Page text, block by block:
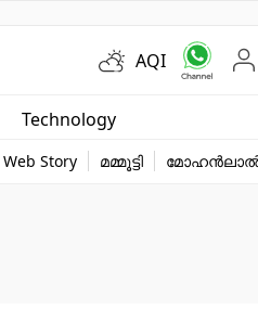
AQI
Technology
Web Story മമ്മൂട്ടി